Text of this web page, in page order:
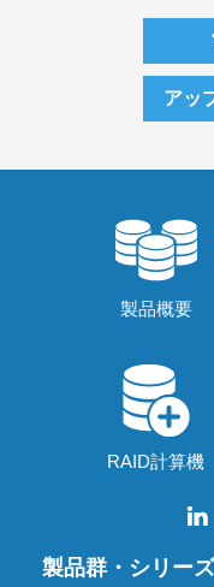
アッ
製品概要
RAID計算機
製品群・シリーズ